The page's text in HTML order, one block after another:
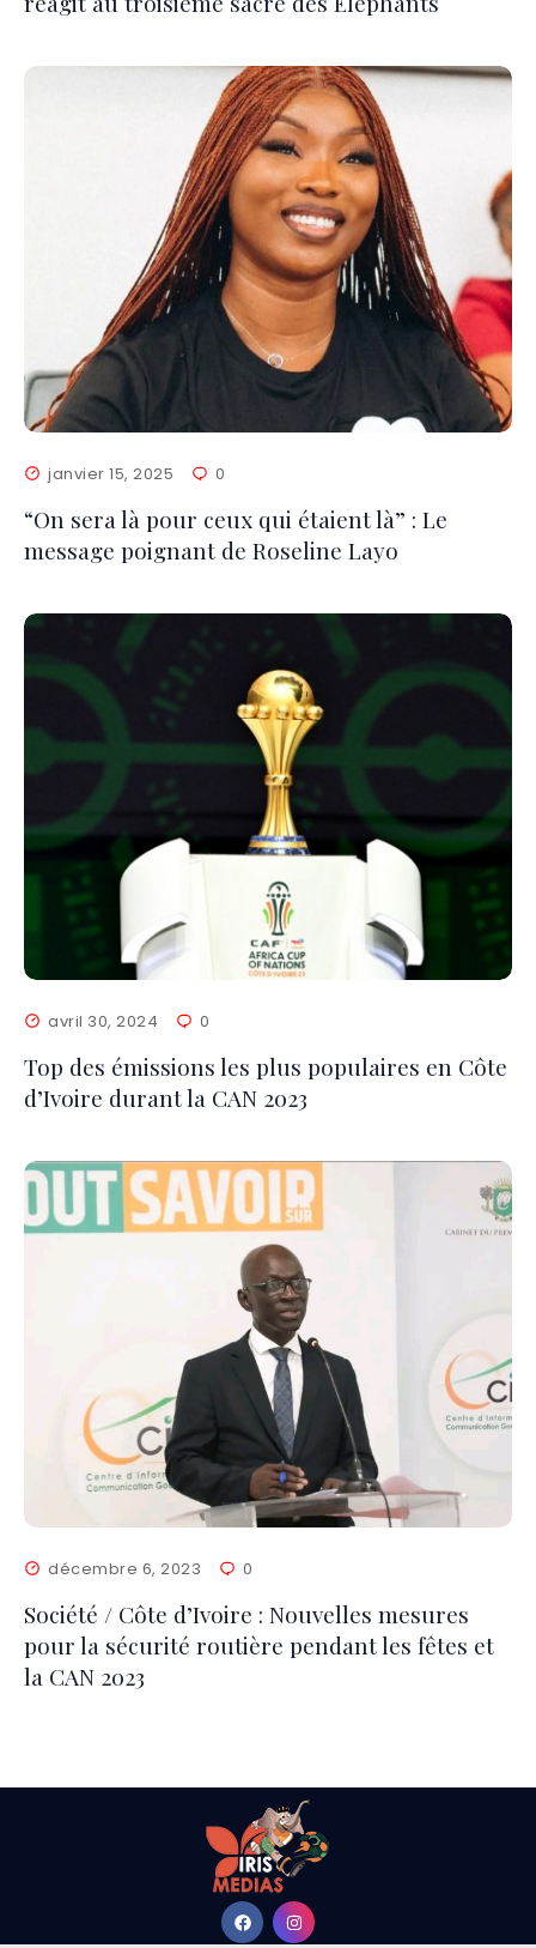
janvier 15, 2025 0
“On sera là pour ceux qui étaient là” : Le
message poignant de Roseline Layo
avril 30, 2024 0
Top des émissions les plus populaires en Côte
d’Ivoire durant la CAN 2023
décembre 6, 2023 0
Société / Côte d’Ivoire : Nouvelles mesures
pour la sécurité routière pendant les fêtes et
la CAN 2023